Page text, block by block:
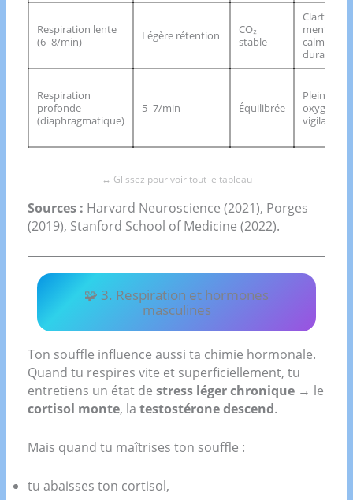
Respiration lente
(6–8/min)
Légère rétention
CO₂
stable
Clarté
mentale,
calme,
durable
Respiration
profonde
(diaphragmatique)
5–7/min Équilibrée
Pleine
vigilance
Sources : Harvard Neuroscience (2021), Porges
(2019), Stanford School of Medicine (2022).
🧩 3. Respiration et hormones
masculines
Ton souffle influence aussi ta chimie hormonale.
Quand tu respires vite et superficiellement, tu
entretiens un état destress léger chronique → le
cortisol monte, latestostérone descend.
Mais quand tu maîtrises ton souffle :
tu abaisses ton cortisol,